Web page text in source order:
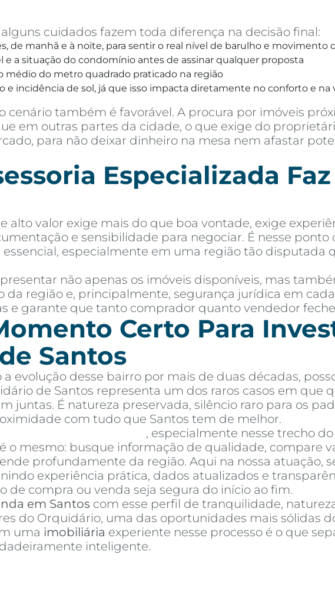
cuidados fazem toda diferença na decisão final:
de manhã e à noite, para sentir o real nível de barulho e movimento
a situação do condomínio antes de assinar qualquer proposta
médio do metro quadrado praticado na região
e incidência de sol, já que isso impacta diretamente no conforto e na
cenário também é favorável. A procura por imóveis
em outras partes da cidade, o que exige do
para não deixar dinheiro na mesa nem afastar
Especializada
alto valor exige mais do que boa vontade, exige
e sensibilidade para negociar. É nesse
especialmente em uma região tão disputada
não apenas os imóveis disponíveis, mas
da região e, principalmente, segurança jurídica em
e garante que tanto comprador quanto vendedor
Certo Para
Santos
evolução desse bairro por mais de duas décadas,
de Santos representa um dos raros casos em que
juntas. É natureza preservada, silêncio raro para os
com tudo que Santos tem de melhor.
, especialmente nesse trecho
o mesmo: busque informação de qualidade, compare
profundamente da região. Aqui na nossa atuação,
experiência prática, dados atualizados e
de compra ou venda seja segura do início ao fim.
em Santos com esse perfil de tranquilidade,
do Orquidário, uma das oportunidades mais sólidas
uma imobiliária experiente nesse processo é o que
inteligente.